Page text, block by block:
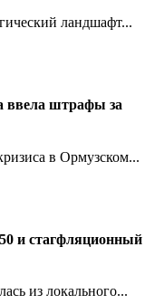
ландшафт...
ввела штрафы за
в Ормузском...
и стагфляционный
из локального...